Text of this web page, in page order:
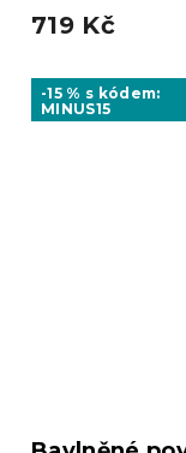
719 Kč
-15 % s kódem:
MINUS15